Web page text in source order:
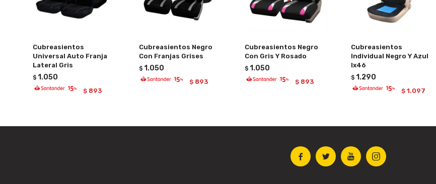
Cubreasientos
Universal Auto Franja
Lateral Gris
$ 1.050
$ 893
Cubreasientos Negro
Con Franjas Grises
$ 1.050
$ 893
Cubreasientos Negro
Con Gris Y Rosado
$ 1.050
$ 893
Cubreasientos
Individual Negro Y Azul
Ix46
$ 1.290
$ 1.097
   